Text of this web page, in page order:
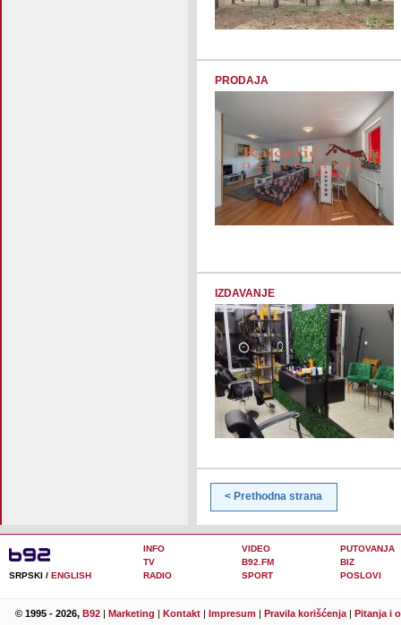
PRODAJA
IZDAVANJE
< Prethodna strana
SRPSKI / ENGLISH
INFO VIDEO
PUTOVANJA
TV
B92.FM
BIZ
RADIO
SPORT POSLOVI
© 1995 - 2026, B92 | Marketing | Kontakt | Impresum | Pravila korišćenja | Pitanja i